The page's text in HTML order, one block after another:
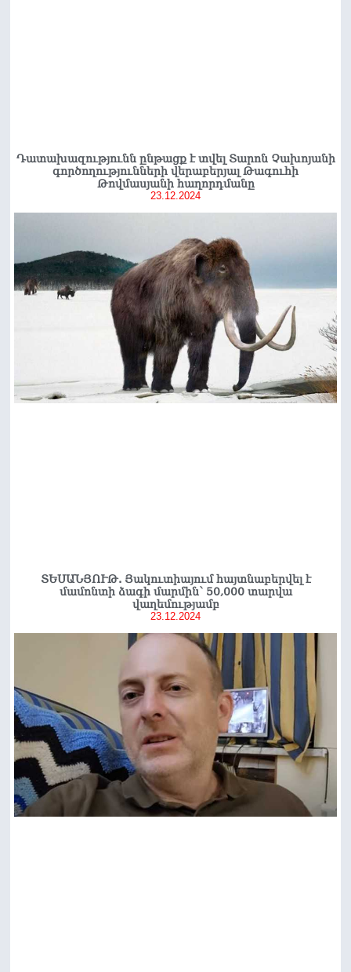
Դատախազությունն ընթացք է տվել Տարոն Չախոյանի
գործողությունների վերաբերյալ Թագուհի
Թովմասյանի հաղորդմանը
23.12.2024
ՏԵՍԱՆՅՈՒԹ. Յակուտիայում հայտնաբերվել է
մամոնտի ձագի մարմին՝ 50,000 տարվա
վաղեմությամբ
23.12.2024